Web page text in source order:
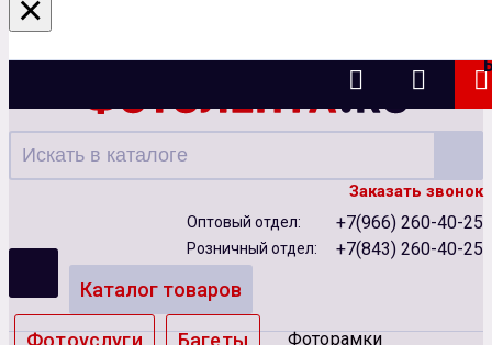
Казань
Заказать звонок
Оптовый отдел: +7(966) 260-40-25
Розничный отдел: +7(843) 260-40-25
Каталог товаров
Фотоуслуги Багеты Фоторамки
×